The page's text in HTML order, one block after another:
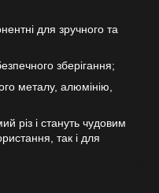
для зручного та
зберігання;
металу, алюмінію,
різ і стануть чудовим
так і для